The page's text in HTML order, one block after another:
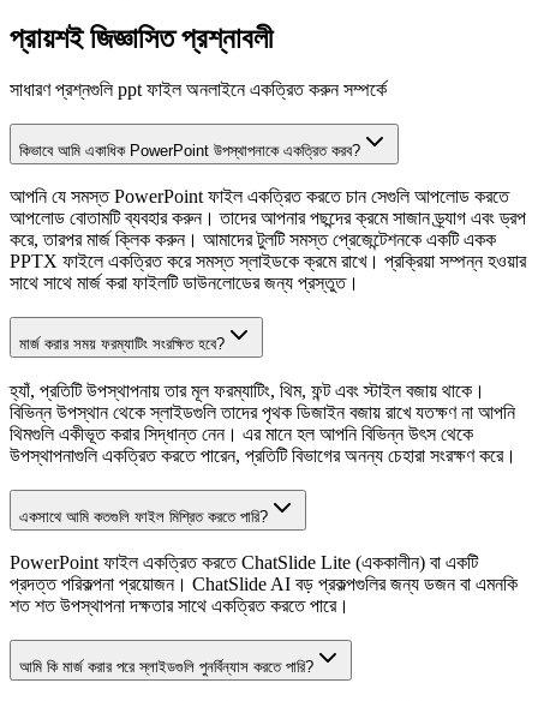
প্রায়শই জিজ্ঞাসিত প্রশ্নাবলী
সাধারণ প্রশ্নগুলি ppt ফাইল অনলাইনে একত্রিত করুন সম্পর্কে
কিভাবে আমি একাধিক PowerPoint উপস্থাপনাকে একত্রিত করব?
আপনি যে সমস্ত PowerPoint ফাইল একত্রিত করতে চান সেগুলি আপলোড করতে
আপলোড বোতামটি ব্যবহার করুন। তাদের আপনার পছন্দের ক্রমে সাজান ড্র্যাগ এবং ড্রপ
করে, তারপর মার্জ ক্লিক করুন। আমাদের টুলটি সমস্ত প্রেজেন্টেশনকে একটি একক
PPTX ফাইলে একত্রিত করে সমস্ত স্লাইডকে ক্রমে রাখে। প্রক্রিয়া সম্পন্ন হওয়ার
সাথে সাথে মার্জ করা ফাইলটি ডাউনলোডের জন্য প্রস্তুত।
মার্জ করার সময় ফরম্যাটিং সংরক্ষিত হবে?
হ্যাঁ, প্রতিটি উপস্থাপনায় তার মূল ফরম্যাটিং, থিম, ফন্ট এবং স্টাইল বজায় থাকে।
বিভিন্ন উপস্থান থেকে স্লাইডগুলি তাদের পৃথক ডিজাইন বজায় রাখে যতক্ষণ না আপনি
থিমগুলি একীভূত করার সিদ্ধান্ত নেন। এর মানে হল আপনি বিভিন্ন উৎস থেকে
উপস্থাপনাগুলি একত্রিত করতে পারেন, প্রতিটি বিভাগের অনন্য চেহারা সংরক্ষণ করে।
একসাথে আমি কতগুলি ফাইল মিশ্রিত করতে পারি?
PowerPoint ফাইল একত্রিত করতে ChatSlide Lite (এককালীন) বা একটি
প্রদত্ত পরিকল্পনা প্রয়োজন। ChatSlide AI বড় প্রকল্পগুলির জন্য ডজন বা এমনকি
শত শত উপস্থাপনা দক্ষতার সাথে একত্রিত করতে পারে।
আমি কি মার্জ করার পরে স্লাইডগুলি পুনর্বিন্যাস করতে পারি?